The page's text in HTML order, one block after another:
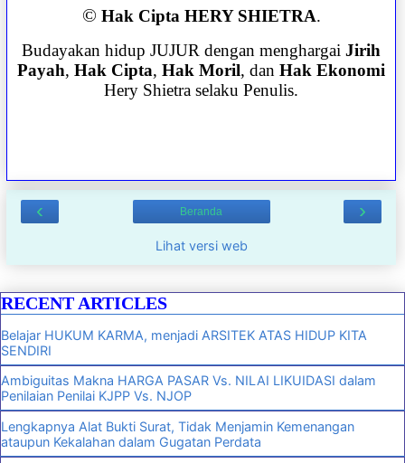
© Hak Cipta HERY SHIETRA.
Budayakan hidup JUJUR dengan menghargaiJirih
Payah,Hak Cipta,Hak Moril, danHak Ekonomi
Hery Shietra selaku Penulis.
‹ ›
Beranda
Lihat versi web
RECENT ARTICLES
Belajar HUKUM KARMA, menjadi ARSITEK ATAS HIDUP KITA
SENDIRI
Ambiguitas Makna HARGA PASAR Vs. NILAI LIKUIDASI dalam
Penilaian Penilai KJPP Vs. NJOP
Lengkapnya Alat Bukti Surat, Tidak Menjamin Kemenangan
ataupun Kekalahan dalam Gugatan Perdata